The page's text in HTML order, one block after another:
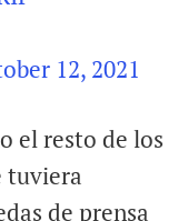
12, 2021
el resto de los
tuviera
de prensa